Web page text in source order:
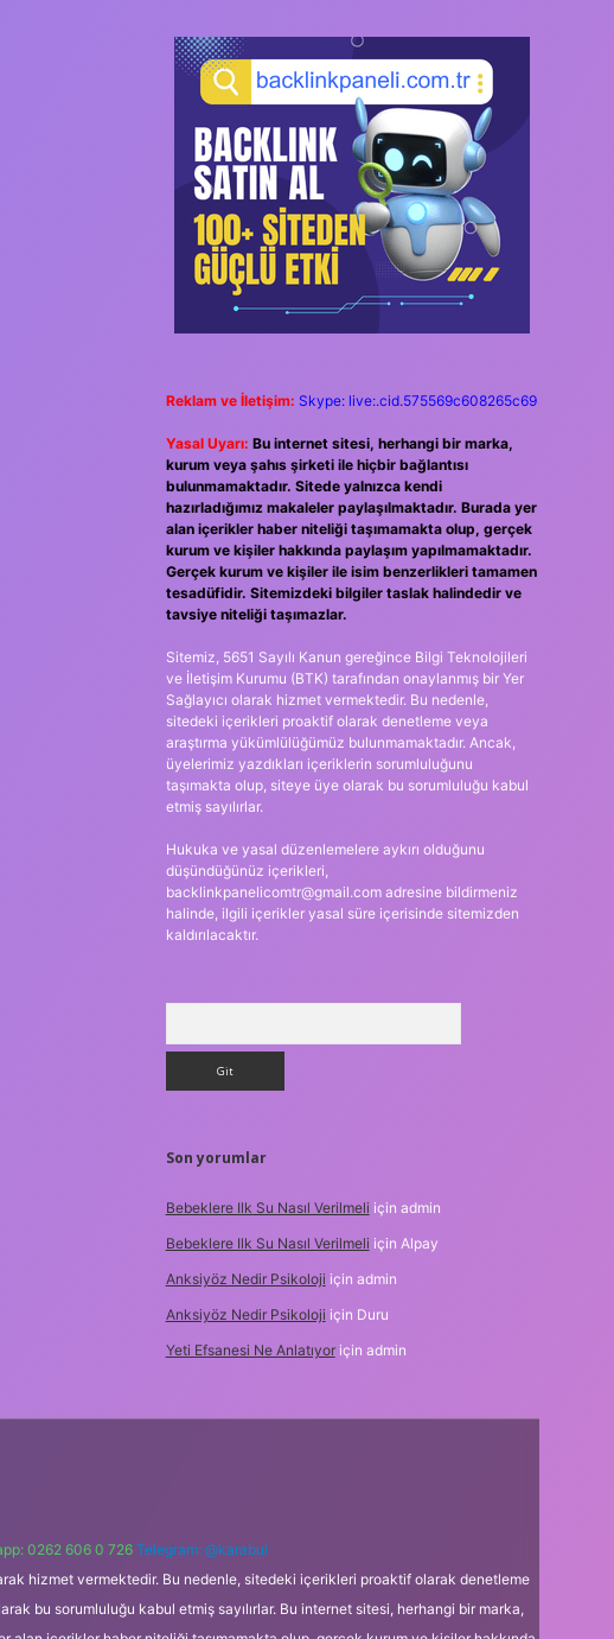
Reklam ve İletişim: Skype: live:.cid.575569c608265c69
Yasal Uyarı: Bu internet sitesi, herhangi bir marka,
kurum veya şahıs şirketi ile hiçbir bağlantısı
bulunmamaktadır. Sitede yalnızca kendi
hazırladığımız makaleler paylaşılmaktadır. Burada yer
alan içerikler haber niteliği taşımamakta olup, gerçek
kurum ve kişiler hakkında paylaşım yapılmamaktadır.
Gerçek kurum ve kişiler ile isim benzerlikleri tamamen
tesadüfidir. Sitemizdeki bilgiler taslak halindedir ve
tavsiye niteliği taşımazlar.
Sitemiz, 5651 Sayılı Kanun gereğince Bilgi Teknolojileri
ve İletişim Kurumu (BTK) tarafından onaylanmış bir Yer
Sağlayıcı olarak hizmet vermektedir. Bu nedenle,
sitedeki içerikleri proaktif olarak denetleme veya
araştırma yükümlülüğümüz bulunmamaktadır. Ancak,
üyelerimiz yazdıkları içeriklerin sorumluluğunu
taşımakta olup, siteye üye olarak bu sorumluluğu kabul
etmiş sayılırlar.
Hukuka ve yasal düzenlemelere aykırı olduğunu
düşündüğünüz içerikleri,
backlinkpanelicomtr@gmail.comadresine bildirmeniz
halinde, ilgili içerikler yasal süre içerisinde sitemizden
kaldırılacaktır.
Son yorumlar
Bebeklere Ilk Su Nasıl Verilmeli için admin
Bebeklere Ilk Su Nasıl Verilmeli için Alpay
Anksiyöz Nedir Psikoloji için admin
Anksiyöz Nedir Psikoloji için Duru
Yeti Efsanesi Ne Anlatıyoriçin admin
0262 606 0 726 Telegram: @karabul
hizmet vermektedir. Bu nedenle, sitedeki içerikleri proaktif olarak denetleme
bu sorumluluğu kabul etmiş sayılırlar. Bu internet sitesi, herhangi bir marka,